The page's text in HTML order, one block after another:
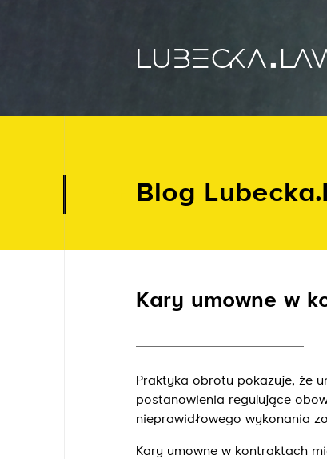
Blog
Kary umowne w
Praktyka obrotu pokazuje, że
postanowienia regulujące
nieprawidłowego wykonania
Kary umowne w kontraktach